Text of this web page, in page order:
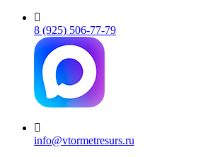
8 (925) 506-77-79
info@vtormetresurs.ru